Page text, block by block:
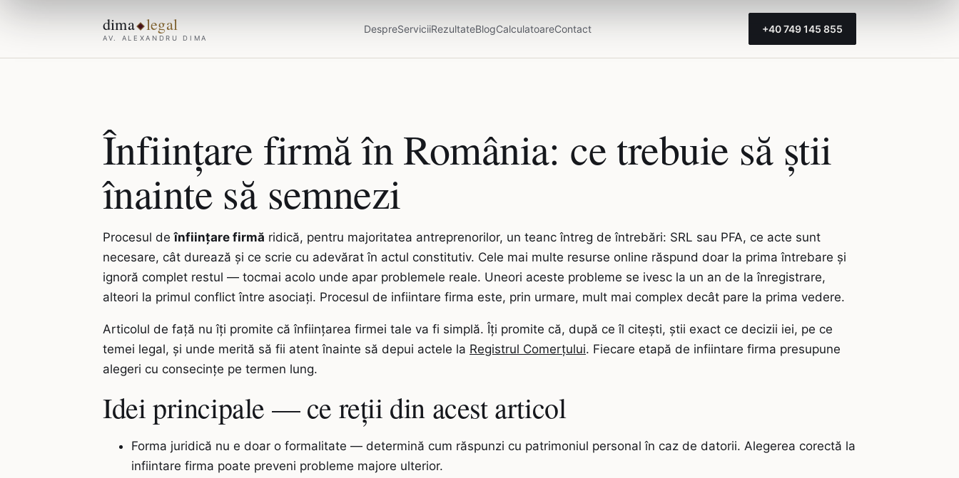
dima legal
AV. ALEXANDRU DIMA
DespreServiciiRezultateBlogCalculatoareContact +40 749 145 855
Înființare firmă în România: ce trebuie să știi
înainte să semnezi
Procesul deînființare firmă ridică, pentru majoritatea antreprenorilor, un teanc întreg de întrebări: SRL sau PFA, ce acte sunt
necesare, cât durează și ce scrie cu adevărat în actul constitutiv. Cele mai multe resurse online răspund doar la prima întrebare și
ignoră complet restul — tocmai acolo unde apar problemele reale. Uneori aceste probleme se ivesc la un an de la înregistrare,
alteori la primul conflict între asociați. Procesul de infiintare firma este, prin urmare, mult mai complex decât pare la prima vedere.
Articolul de față nu îți promite că înființarea firmei tale va fi simplă. Îți promite că, după ce îl citești, știi exact ce decizii iei, pe ce
temei legal, și unde merită să fii atent înainte să depui actele la Registrul Comerțului. Fiecare etapă de infiintare firma presupune
alegeri cu consecințe pe termen lung.
Idei principale — ce reții din acest articol
Forma juridică nu e doar o formalitate — determină cum răspunzi cu patrimoniul personal în caz de datorii. Alegerea corectă la
infiintare firma poate preveni probleme majore ulterior.